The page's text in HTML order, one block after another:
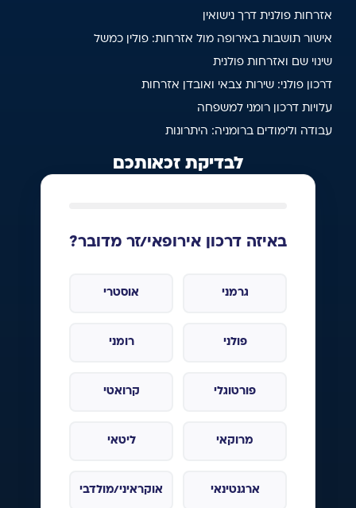
אזרחות פולנית דרך נישואין
אישור תושבות באירופה מול אזרחות: פולין כמשל
שינוי שם ואזרחות פולנית
דרכון פולני: שירות צבאי ואובדן אזרחות
עלויות דרכון רומני למשפחה
עבודה ולימודים ברומניה: היתרונות
לבדיקת זכאותכם
באיזה דרכון אירופאי/זר מדובר?
גרמני אוסטרי
פולני רומני
פורטוגלי קרואטי
מרוקאי ליטאי
ארגנטינאי אוקראיני/מולדבי